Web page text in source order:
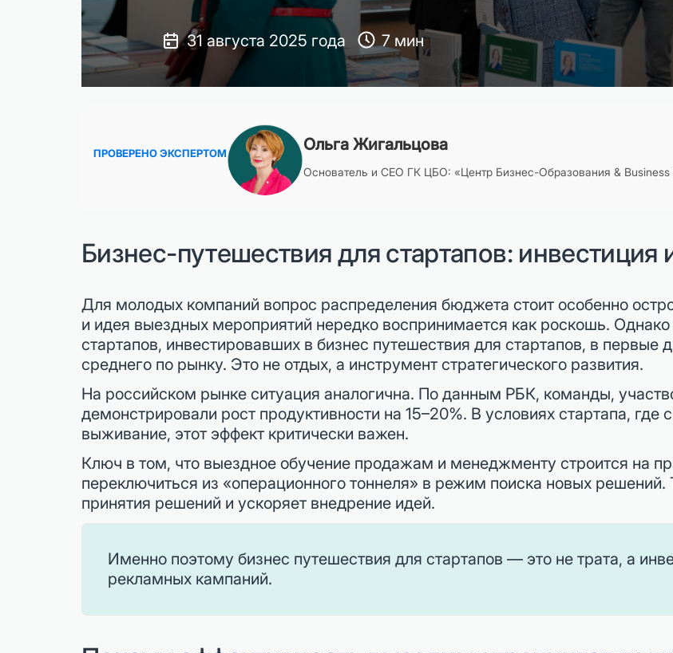
31 августа 2025 года 7 мин
ПРОВЕРЕНО ЭКСПЕРТОМ Ольга Жигальцова
Основатель и CEO ГК ЦБО: «Центр Бизнес-Образования & Business
Бизнес-путешествия для стартапов:
Для молодых компаний вопрос распределения бюджета стоит особенно
и идея выездных мероприятий нередко воспринимается как роскошь.
стартапов, инвестировавших в бизнес путешествия для стартапов, в
среднего по рынку. Это не отдых, а инструмент стратегического развития.
На российском рынке ситуация аналогична. По данным РБК, команды,
демонстрировали рост продуктивности на 15–20%. В условиях стартапа, где
выживание, этот эффект критически важен.
Ключ в том, что выездное обучение продажам и менеджменту строится на
переключиться из «операционного тоннеля» в режим поиска новых
принятия решений и ускоряет внедрение идей.
Именно поэтому бизнес путешествия для стартапов — это не трата, а
рекламных кампаний.